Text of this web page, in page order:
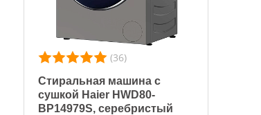
(36)
Стиральная машина с
сушкой Haier HWD80-
BP14979S, серебристый